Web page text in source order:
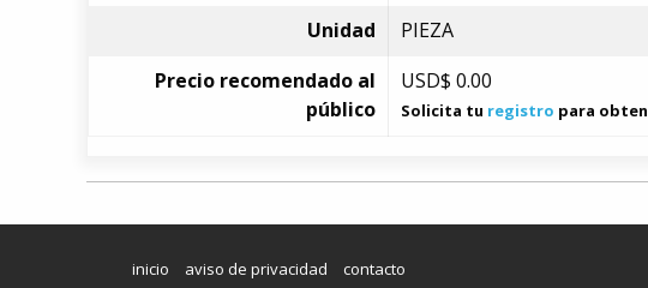
Unidad
PIEZA
Precio recomendado al
público
USD$ 0.00
Solicita tu registro para
inicio aviso de privacidad contacto